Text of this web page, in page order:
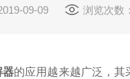
09-09 浏览次数
器的应用越来越广泛，